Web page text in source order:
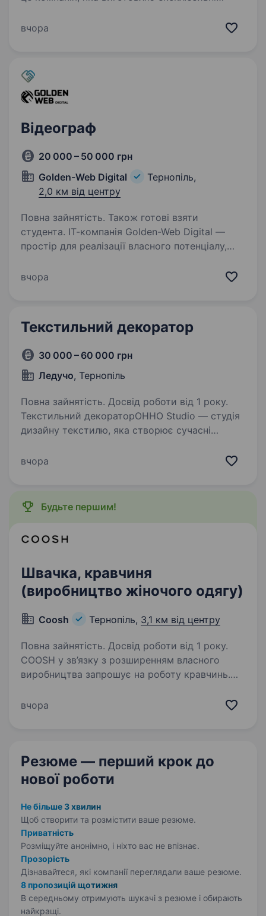
вироби з дорогоцінних металів та каміння.
вчора
Відеограф
20 000 – 50 000 грн
Golden-Web Digital
Тернопіль,
2,0 км від центру
Повна зайнятість. Також готові взяти
студента. ІТ-компанія Golden-Web Digital —
простір для реалізації власного потенціалу,
розвиток ґрунтовних навичок в різних гілках
вчора
Текстильний декоратор
30 000 – 60 000 грн
Ледучо, Тернопіль
Повна зайнятість. Досвід роботи від 1 року.
Текстильний декораторOHHO Studio — студія
дизайну текстилю, яка створює сучасні
у свою команду текстильного декоратора,
вчора
Будьте першим!
Швачка, кравчиня
(виробництво жіночого одягу)
Coosh Тернопіль, 3,1 км від центру
Повна зайнятість. Досвід роботи від 1 року.
COOSH у зв’язку з розширенням власного
виробництва запрошує на роботу кравчинь.
швейній машині; досвід роботи з різними
вчора
Резюме — перший крок до
нової роботи
Не більше 3 хвилин
Щоб створити та розмістити ваше резюме.
Приватність
Розміщуйте анонімно, і ніхто вас не впізнає.
Прозорість
Дізнавайтеся, які компанії переглядали ваше резюме.
8 пропозицій щотижня
В середньому отримують шукачі з резюме і обирають
найкращі.